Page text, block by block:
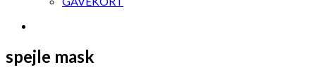
spejle mask